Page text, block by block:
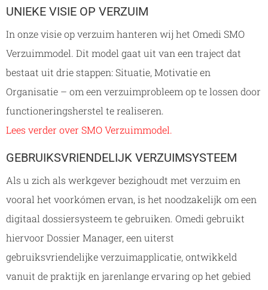
UNIEKE VISIE OP VERZUIM
In onze visie op verzuim hanteren wij het Omedi SMO
Verzuimmodel. Dit model gaat uit van een traject dat
bestaat uit drie stappen: Situatie, Motivatie en
Organisatie – om een verzuimprobleem op te lossen door
functioneringsherstel te realiseren.
Lees verder over SMO Verzuimmodel.
GEBRUIKSVRIENDELIJK VERZUIMSYSTEEM
Als u zich als werkgever bezighoudt met verzuim en
vooral het voorkómen ervan, is het noodzakelijk om een
digitaal dossiersysteem te gebruiken. Omedi gebruikt
hiervoor Dossier Manager, een uiterst
gebruiksvriendelijke verzuimapplicatie, ontwikkeld
vanuit de praktijk en jarenlange ervaring op het gebied